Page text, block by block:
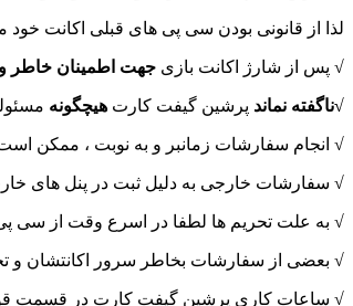
لذا از قانونی بودن سی پی های قبلی اکانت
√ پس از شارژ اکانت بازی جهت اطمینان خاطر
√ناگفته نماند پرشین گیفت کارت هیچگونه
√ انجام سفارشات زمانبر و به نوبت ، ممکن
√ سفارشات خارجی به دلیل ثبت در پنل های
√ به علت تحریم ها لطفا در اسرع وقت از سی پی
√ بعضی از سفارشات بخاطر سرور اکانتشان و
√ ساعات کاری پرشین گیفت کارت در قسمت